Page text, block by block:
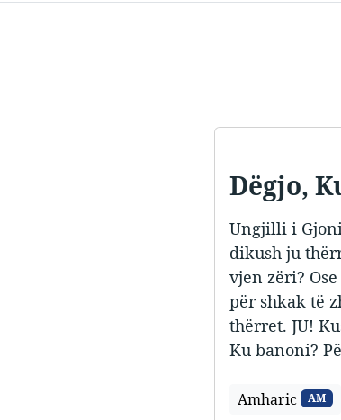
Dëgjo,
Ungjilli i
dikush ju
vjen zëri?
për shkak të
thërret. JU!
Ku banoni?
Amharic AM